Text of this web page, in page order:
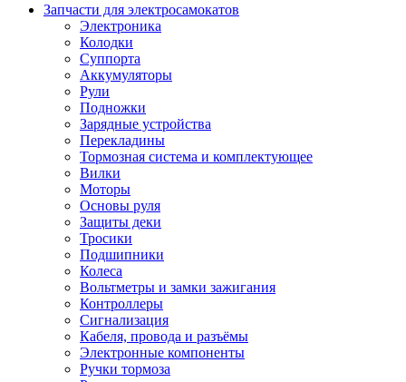
Запчасти для электросамокатов
Электроника
Колодки
Суппорта
Аккумуляторы
Рули
Подножки
Зарядные устройства
Перекладины
Тормозная система и комплектующее
Вилки
Моторы
Основы руля
Защиты деки
Тросики
Подшипники
Колеса
Вольтметры и замки зажигания
Контроллеры
Сигнализация
Кабеля, провода и разъёмы
Электронные компоненты
Ручки тормоза